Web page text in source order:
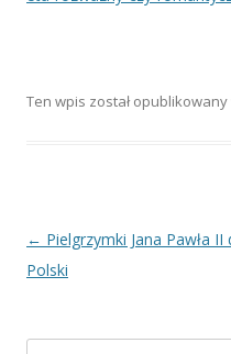
Ten wpis został opublikowany
Nawigacja
wpisu
← Pielgrzymki Jana Pawła II
Polski